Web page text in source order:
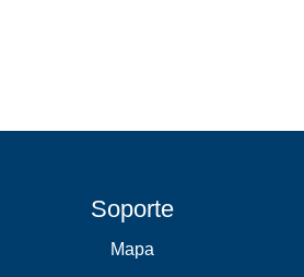
Soporte
Mapa